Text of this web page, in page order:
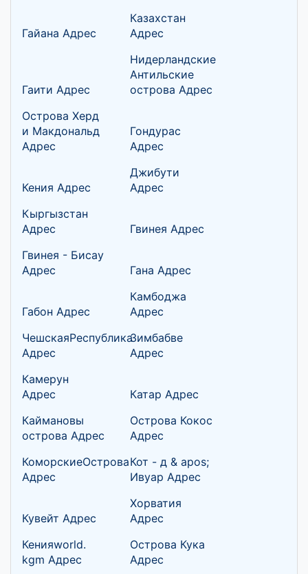
Гайана Адрес
Казахстан
Адрес
Гаити Адрес
Нидерландские
Антильские
острова Адрес
Острова Херд
и Макдональд
Адрес
Гондурас
Адрес
Кения Адрес
Джибути
Адрес
Кыргызстан
Адрес
Гвинея Адрес
Гвинея - Бисау
Адрес
Гана Адрес
Габон Адрес
Камбоджа
Адрес
ЧешскаяРеспублика
Адрес
Зимбабве
Адрес
Камерун
Адрес
Катар Адрес
Каймановы
острова Адрес
Острова Кокос
Адрес
КоморскиеОстрова
Адрес
Кот - д & apos;
Ивуар Адрес
Кувейт Адрес
Хорватия
Адрес
Кенияworld.
kgm Адрес
Острова Кука
Адрес